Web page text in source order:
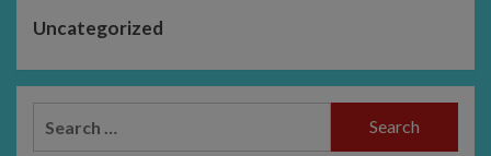
Uncategorized